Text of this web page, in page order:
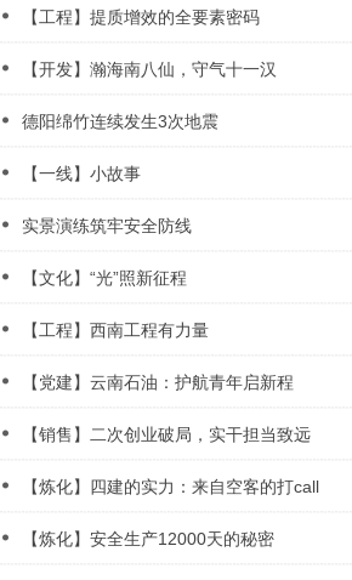
【工程】提质增效的全要素密码
【开发】瀚海南八仙，守气十一汉
德阳绵竹连续发生3次地震
【一线】小故事
实景演练筑牢安全防线
【文化】“光”照新征程
【工程】西南工程有力量
【党建】云南石油：护航青年启新程
【销售】二次创业破局，实干担当致远
【炼化】四建的实力：来自空客的打call
【炼化】安全生产12000天的秘密